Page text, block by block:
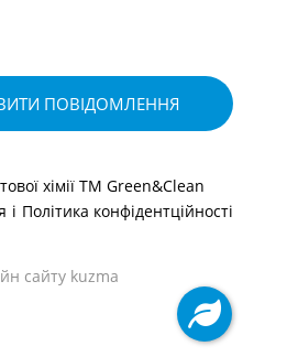
ПОВІДОМЛЕННЯ
хімії ТМ Green&Clean
і Політика конфідентційності
сайту kuzma